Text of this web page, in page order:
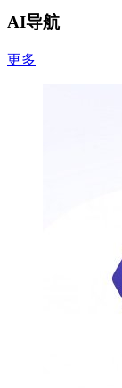
AI导航
更多